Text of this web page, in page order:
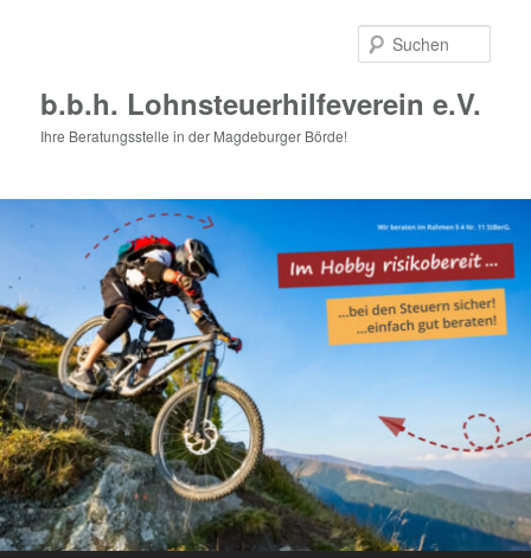
b.b.h. Lohnsteuerhilfeverein e.V.
Ihre Beratungsstelle in der Magdeburger Börde!